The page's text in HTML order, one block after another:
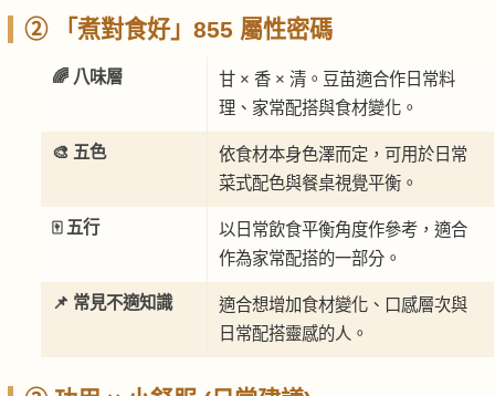
② 「煮對食好」855 屬性密碼
🌈 八味層
甘 × 香 × 清。豆苗適合作日常料
理、家常配搭與食材變化。
🎨 五色
依食材本身色澤而定，可用於日常
菜式配色與餐桌視覺平衡。
🀄 五行
以日常飲食平衡角度作參考，適合
作為家常配搭的一部分。
📌 常見不適知識
適合想增加食材變化、口感層次與
日常配搭靈感的人。